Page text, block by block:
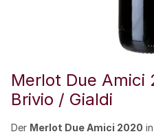
Merlot Due Amici
Brivio / Gialdi
Der Merlot Due Amici 2020